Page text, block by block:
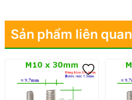
Sản phẩm liên quan